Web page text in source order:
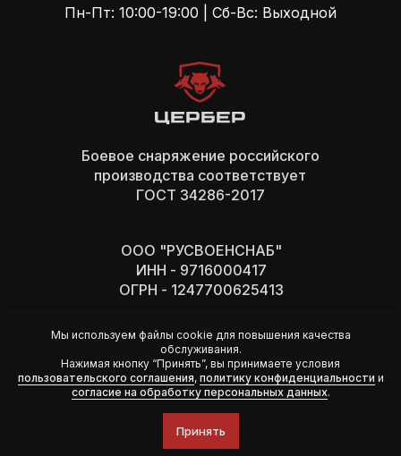
Мы используем файлы cookie для повышения качества
обслуживания.
Нажимая кнопку “Принять”, вы принимаете условия
пользовательского соглашения, политику конфиденциальности и
согласие на обработку персональных данных.
Принять
Боевое снаряжение российского
производства cоответствует
ГОСТ 34286-2017
ООО "РУСВОЕНСНАБ"
ИНН - 9716000417
ОГРН - 1247700625413
Политика конфиденциальности
Пн-Пт: 10:00-19:00 | Сб-Вс: Выходной
Пользовательское соглашение
Согласие на обработку персональных